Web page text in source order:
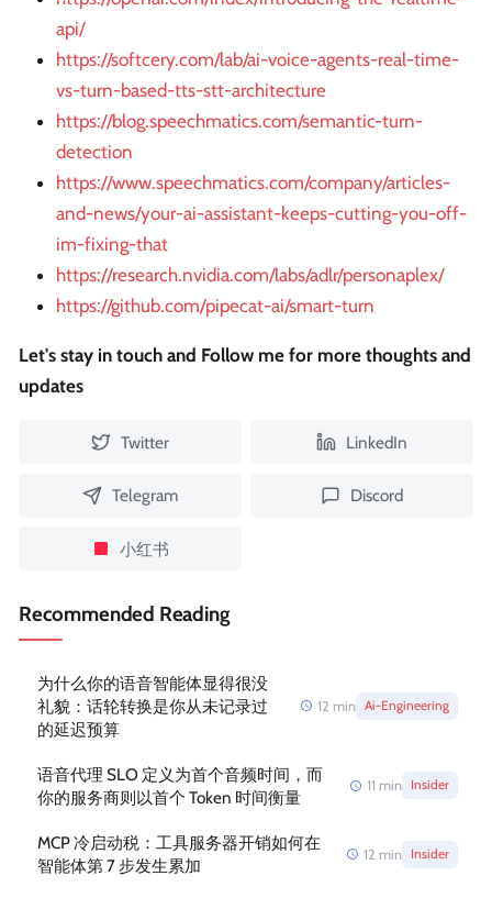
api/
https://softcery.com/lab/ai-voice-agents-real-time-
vs-turn-based-tts-stt-architecture
https://blog.speechmatics.com/semantic-turn-
detection
https://www.speechmatics.com/company/articles-
and-news/your-ai-assistant-keeps-cutting-you-off-
im-fixing-that
https://research.nvidia.com/labs/adlr/personaplex/
https://github.com/pipecat-ai/smart-turn
Let's stay in touch and Follow me for more thoughts and
updates
Twitter LinkedIn
Telegram Discord
小红书
Recommended Reading
为什么你的语音智能体显得很没
礼貌：话轮转换是你从未记录过
的延迟预算
12 min Ai-Engineering
语音代理 SLO 定义为首个音频时间，而
你的服务商则以首个 Token 时间衡量
11 min Insider
MCP 冷启动税：工具服务器开销如何在
智能体第 7 步发生累加
12 min Insider